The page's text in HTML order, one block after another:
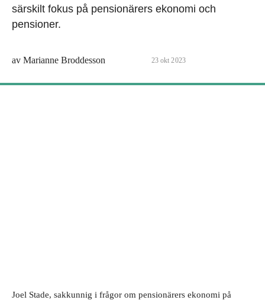
särskilt fokus på pensionärers ekonomi och
pensioner.
av Marianne Broddesson 23 okt 2023
Joel Stade, sakkunnig i frågor om pensionärers ekonomi på